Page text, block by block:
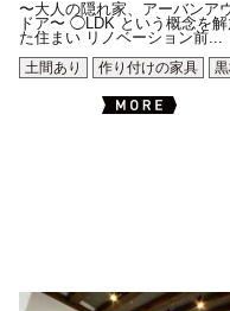
〜大人の隠れ家、アーバンア
ドア〜 ◯LDK という概念を解
た住まい リノベーション前...
土間あり
作り付けの家具